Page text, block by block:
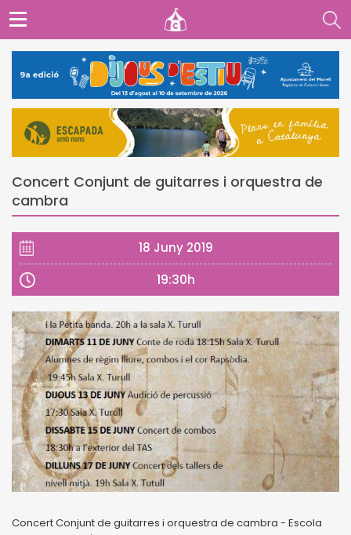
Concert Conjunt de guitarres i orquestra de
cambra
18 Juny 2019
19:30h
Concert Conjunt de guitarres i orquestra de cambra - Escola